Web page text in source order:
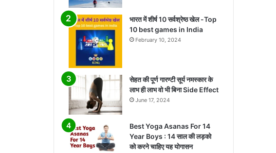
भारत में शीर्ष 10 सर्वश्रेष्ठ खेल -Top
10 best games in India
February 10, 2024
सेहत की पूर्ण गारण्टी सूर्य नमस्कार के
लाभ ही लाभ वो भी बिना Side Effect
June 17, 2024
Best Yoga Asanas For 14
Year Boys : 14 साल की लड़को
को करने चाहिए यह योगासन